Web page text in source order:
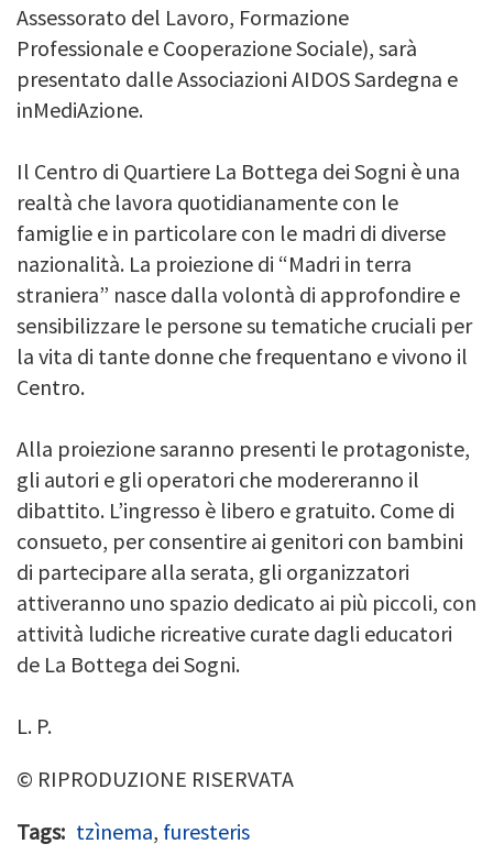
Assessorato del Lavoro, Formazione
Professionale e Cooperazione Sociale), sarà
presentato dalle Associazioni AIDOS Sardegna e
inMediAzione.
Il Centro di Quartiere La Bottega dei Sogni è una
realtà che lavora quotidianamente con le
famiglie e in particolare con le madri di diverse
nazionalità. La proiezione di “Madri in terra
straniera” nasce dalla volontà di approfondire e
sensibilizzare le persone su tematiche cruciali per
la vita di tante donne che frequentano e vivono il
Centro.
Alla proiezione saranno presenti le protagoniste,
gli autori e gli operatori che modereranno il
dibattito. L’ingresso è libero e gratuito. Come di
consueto, per consentire ai genitori con bambini
di partecipare alla serata, gli organizzatori
attiveranno uno spazio dedicato ai più piccoli, con
attività ludiche ricreative curate dagli educatori
de La Bottega dei Sogni.
L. P.
© RIPRODUZIONE RISERVATA
Tags tzìnema, furesteris